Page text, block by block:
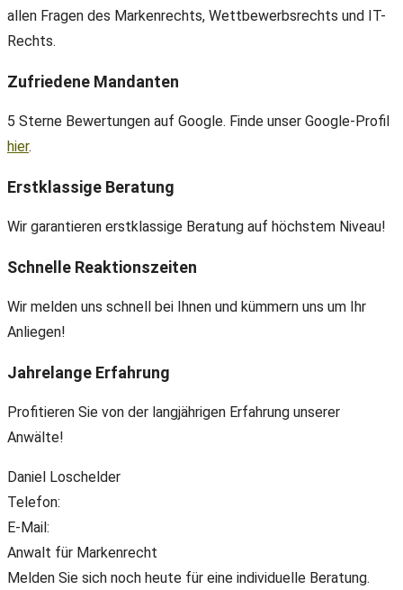
allen Fragen des Markenrechts, Wettbewerbsrechts und IT-
Rechts.
Zufriedene Mandanten
5 Sterne Bewertungen auf Google. Finde unser Google-Profil
hier.
Erstklassige Beratung
Wir garantieren erstklassige Beratung auf höchstem Niveau!
Schnelle Reaktionszeiten
Wir melden uns schnell bei Ihnen und kümmern uns um Ihr
Anliegen!
Jahrelange Erfahrung
Profitieren Sie von der langjährigen Erfahrung unserer
Anwälte!
Daniel Loschelder
Telefon:
E-Mail:
Anwalt für Markenrecht
Melden Sie sich noch heute für eine individuelle Beratung.